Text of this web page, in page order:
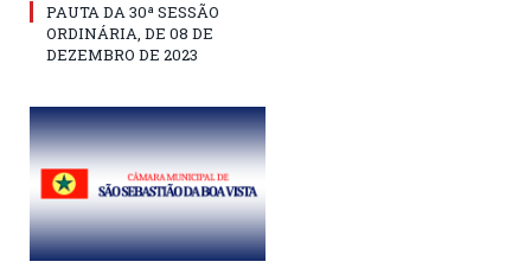
PAUTA DA 30ª SESSÃO
ORDINÁRIA, DE 08 DE
DEZEMBRO DE 2023